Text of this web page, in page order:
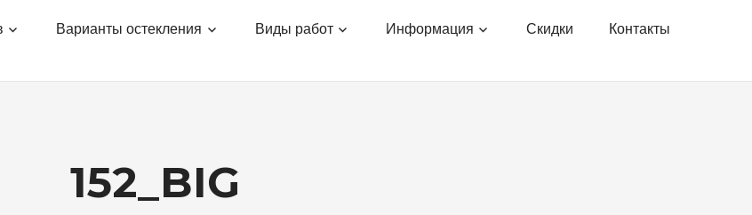
Варианты остекления Виды работ Информация Скидки Контакты
152_BIG